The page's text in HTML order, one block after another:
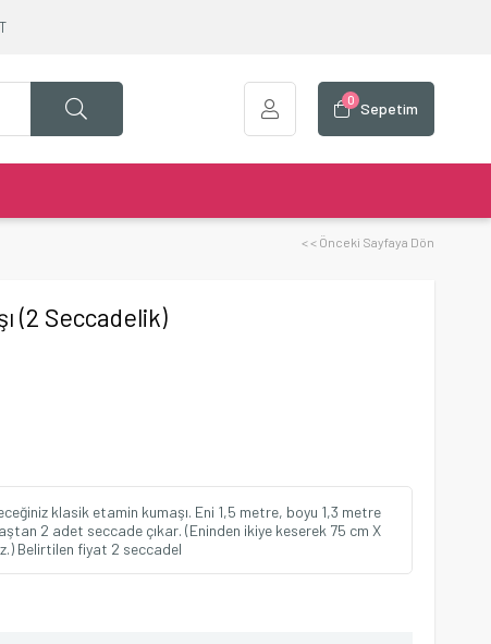
Sepetim
0
< < Önceki Sayfaya Dön
(2 Seccadelik)
klasik etamin kumaşı. Eni 1,5 metre, boyu 1,3 metre
2 adet seccade çıkar. (Eninden ikiye keserek 75 cm X
Belirtilen fiyat 2 seccadel